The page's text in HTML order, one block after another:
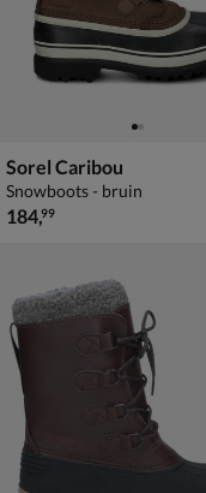
Sorel Caribou
Snowboots - bruin
€ 184,99
184,99